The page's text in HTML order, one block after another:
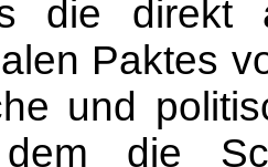
die direkt
Paktes
und
die